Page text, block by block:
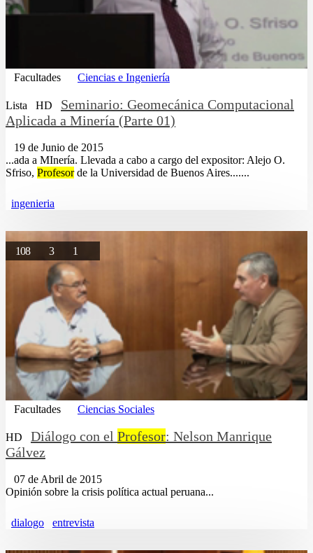
Facultades Ciencias e Ingeniería
Lista HD
Seminario: Geomecánica Computacional
Aplicada a Minería (Parte 01)
19 de Junio de 2015
...ada a MInería. Llevada a cabo a cargo del expositor: Alejo O.
Sfriso, Profesorde la Universidad de Buenos Aires.......
ingenieria
108 3 1
Facultades Ciencias Sociales
HD Diálogo con el Profesor: Nelson Manrique
Gálvez
07 de Abril de 2015
Opinión sobre la crisis política actual peruana...
dialogo entrevista